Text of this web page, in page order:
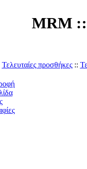
MRM
Τελευταίες προσθήκες::